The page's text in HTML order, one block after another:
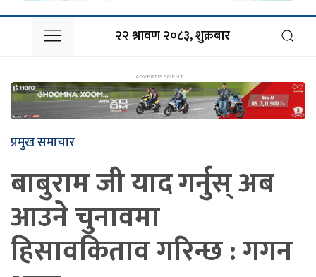
२२ श्रावण २०८३, शुक्रबार
प्रमुख समाचार
बाबुराम जी याद गर्नुस् अब
आउने चुनावमा
हिसावकिताव गरिन्छ : गगन